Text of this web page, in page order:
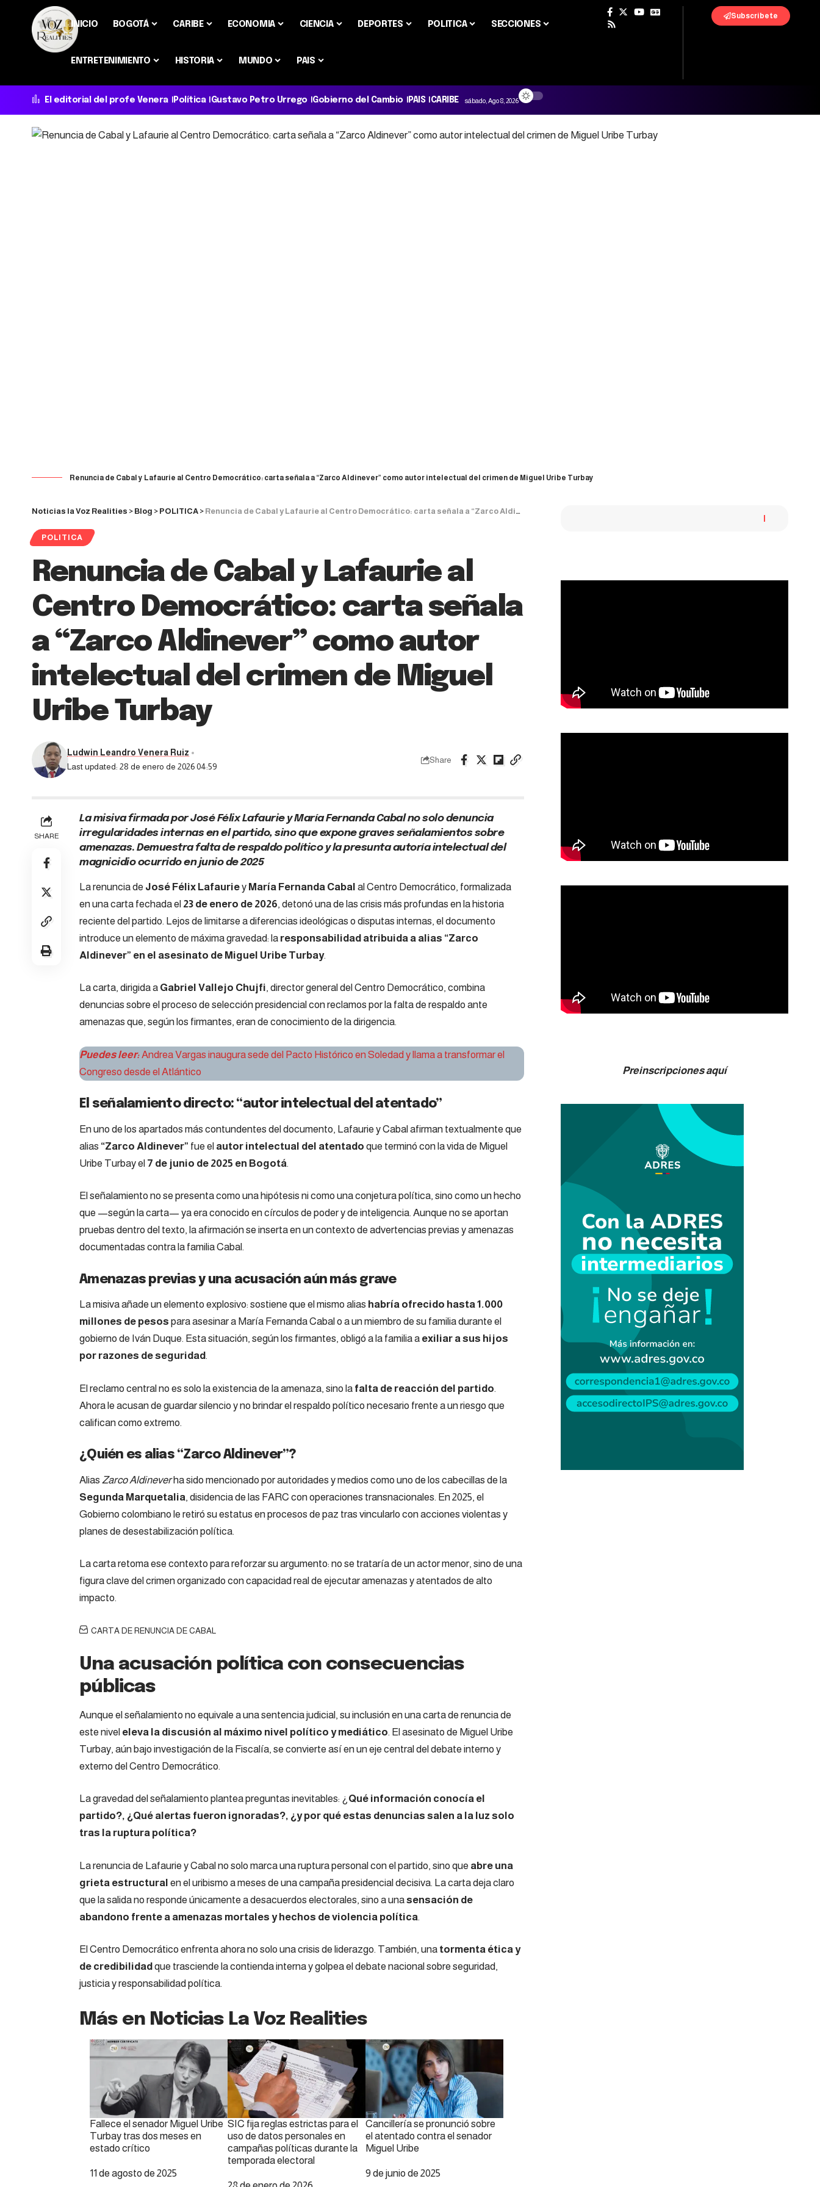
INICIO BOGOTÁ CARIBE ECONOMIA CIENCIA DEPORTES POLITICA SECCIONES
ENTRETENIMIENTO HISTORIA MUNDO PAIS
Subscribete
El editorial del profe Venera Política Gustavo Petro Urrego Gobierno del Cambio PAIS CARIBE sábado, Ago 8, 2026
Renuncia de Cabal y Lafaurie al Centro Democrático: carta señala a “Zarco Aldinever” como autor intelectual del crimen de Miguel Uribe Turbay
Noticias la Voz Realities > Blog > POLITICA > Renuncia de Cabal y Lafaurie al Centro Democrático: carta señala a “Zarco Aldinever” como autor intelectual del crimen de Miguel Uribe Turbay
POLITICA
Renuncia de Cabal y Lafaurie al
Centro Democrático: carta señala
a “Zarco Aldinever” como autor
intelectual del crimen de Miguel
Uribe Turbay
Last updated: 28 de enero de 2026 04:59
Ludwin Leandro Venera Ruiz
Share
SHARE
La misiva firmada por José Félix Lafaurie y María Fernanda Cabal no solo denuncia
irregularidades internas en el partido, sino que expone graves señalamientos sobre
amenazas.Demuestra falta de respaldo político y la presunta autoría intelectual del
magnicidio ocurrido en junio de 2025
La renuncia de José Félix Lafauriey María Fernanda Cabal al Centro Democrático, formalizada
en una carta fechada el 23 de enero de 2026, detonó una de las crisis más profundas en la historia
reciente del partido. Lejos de limitarse a diferencias ideológicas o disputas internas, el documento
introduce un elemento de máxima gravedad: la responsabilidad atribuida a alias “Zarco
Aldinever” en el asesinato de Miguel Uribe Turbay.
La carta, dirigida a Gabriel Vallejo Chujfi, director general del Centro Democrático, combina
denuncias sobre el proceso de selección presidencial con reclamos por la falta de respaldo ante
amenazas que, según los firmantes, eran de conocimiento de la dirigencia.
Puedes leer:Andrea Vargas inaugura sede del Pacto Histórico en Soledad y llama a transformar el
Congreso desde el Atlántico
El señalamiento directo: “autor intelectual del atentado”
En uno de los apartados más contundentes del documento, Lafaurie y Cabal afirman textualmente que
alias “Zarco Aldinever” fue el autor intelectual del atentado que terminó con la vida de Miguel
Uribe Turbay el 7 de junio de 2025 en Bogotá.
El señalamiento no se presenta como una hipótesis ni como una conjetura política, sino como un hecho
que —según la carta— ya era conocido en círculos de poder y de inteligencia. Aunque no se aportan
pruebas dentro del texto, la afirmación se inserta en un contexto de advertencias previas y amenazas
documentadas contra la familia Cabal.
Amenazas previas y una acusación aún más grave
La misiva añade un elemento explosivo: sostiene que el mismo alias habría ofrecido hasta 1.000
millones de pesos para asesinar a María Fernanda Cabal o a un miembro de su familia durante el
gobierno de Iván Duque. Esta situación, según los firmantes, obligó a la familia a exiliar a sus hijos
por razones de seguridad.
El reclamo central no es solo la existencia de la amenaza, sino la falta de reacción del partido.
Ahora le acusan de guardar silencio y no brindar el respaldo político necesario frente a un riesgo que
califican como extremo.
¿Quién es alias “Zarco Aldinever”?
Alias Zarco Aldineverha sido mencionado por autoridades y medios como uno de los cabecillas de la
Segunda Marquetalia, disidencia de las FARC con operaciones transnacionales. En 2025, el
Gobierno colombiano le retiró su estatus en procesos de paz tras vincularlo con acciones violentas y
planes de desestabilización política.
La carta retoma ese contexto para reforzar su argumento: no se trataría de un actor menor, sino de una
figura clave del crimen organizado con capacidad real de ejecutar amenazas y atentados de alto
impacto.
CARTA DE RENUNCIA DE CABAL
Una acusación política con consecuencias
públicas
Aunque el señalamiento no equivale a una sentencia judicial, su inclusión en una carta de renuncia de
este nivel eleva la discusión al máximo nivel político y mediático. El asesinato de Miguel Uribe
Turbay, aún bajo investigación de la Fiscalía, se convierte así en un eje central del debate interno y
externo del Centro Democrático.
La gravedad del señalamiento plantea preguntas inevitables: ¿Qué información conocía el
partido?, ¿Qué alertas fueron ignoradas?, ¿y por qué estas denuncias salen a la luz solo
tras la ruptura política?
La renuncia de Lafaurie y Cabal no solo marca una ruptura personal con el partido, sino que abre una
grieta estructural en el uribismo a meses de una campaña presidencial decisiva. La carta deja claro
que la salida no responde únicamente a desacuerdos electorales, sino a unasensación de
abandono frente a amenazas mortales y hechos de violencia política.
El Centro Democrático enfrenta ahora no solo una crisis de liderazgo. También, una tormenta ética y
de credibilidad que trasciende la contienda interna y golpea el debate nacional sobre seguridad,
justicia y responsabilidad política.
Más en Noticias La Voz Realities
Fallece el senador Miguel Uribe
Turbay tras dos meses en
estado crítico
Fecha
11 de agosto de 2025
SIC fija reglas estrictas para el
uso de datos personales en
campañas políticas durante la
temporada electoral
Cancillería se pronunció sobre
el atentado contra el senador
Miguel Uribe
Fecha
9 de junio de 2025
Preinscripciones aquí